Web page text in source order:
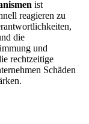
ist
reagieren zu
die
und
rechtzeitige
Schäden